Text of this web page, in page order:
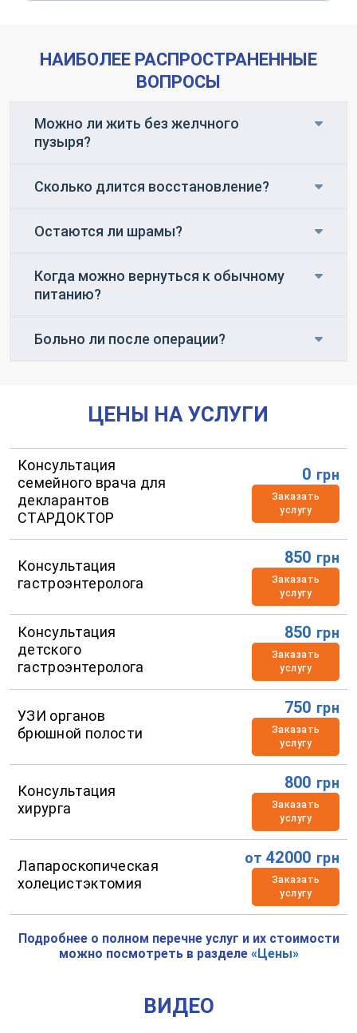
НАИБОЛЕЕ РАСПРОСТРАНЕННЫЕ
ВОПРОСЫ
Можно ли жить без желчного
пузыря?
Сколько длится восстановление?
Остаются ли шрамы?
Когда можно вернуться к обычному
питанию?
Больно ли после операции?
ЦЕНЫ НА УСЛУГИ
Консультация
семейного врача для
декларантов
СТАРДОКТОР
0 грн
Заказать
услугу
Консультация
гастроэнтеролога
850 грн
Заказать
услугу
Консультация
детского
гастроэнтеролога
850 грн
Заказать
услугу
УЗИ органов
брюшной полости
750 грн
Заказать
услугу
Консультация
хирурга
800 грн
Заказать
услугу
Лапароскопическая
холецистэктомия
от 42000 грн
Заказать
услугу
Подробнее о полном перечне услуг и их стоимости
можно посмотреть в разделе «Цены»
ВИДЕО